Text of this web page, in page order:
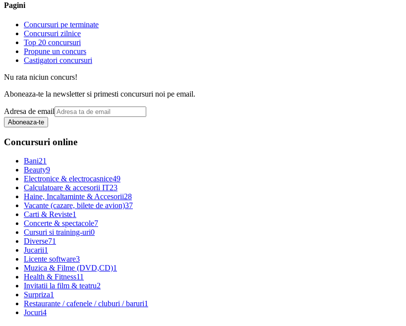
Pagini
Concursuri pe terminate
Concursuri zilnice
Top 20 concursuri
Propune un concurs
Castigatori concursuri
Nu rata niciun concurs!
Aboneaza-te la newsletter si primesti concursuri noi pe email.
Adresa de email
Aboneaza-te
Concursuri online
Bani21
Beauty9
Electronice & electrocasnice49
Calculatoare & accesorii IT23
Haine, Incaltaminte & Accesorii28
Vacante (cazare, bilete de avion)37
Carti & Reviste1
Concerte & spectacole7
Cursuri si training-uri0
Diverse71
Jucarii1
Licente software3
Muzica & Filme (DVD,CD)1
Health & Fitness11
Invitatii la film & teatru2
Surpriza1
Restaurante / cafenele / cluburi / baruri1
Jocuri4